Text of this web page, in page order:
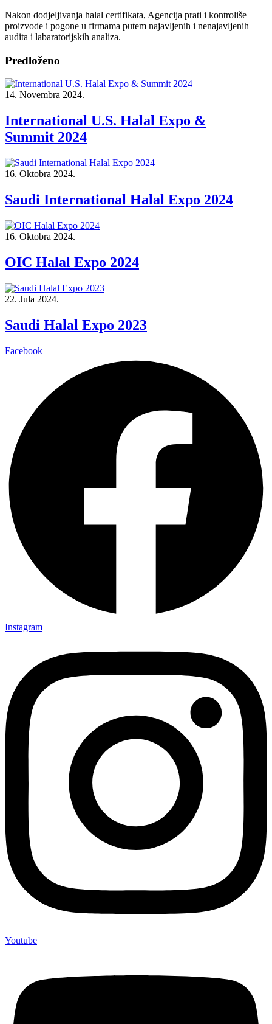
Nakon dodjeljivanja halal certifikata, Agencija prati i kontroliše
proizvode i pogone u firmama putem najavljenih i nenajavljenih
audita i labaratorijskih analiza.
Predloženo
14. Novembra 2024.
International U.S. Halal Expo &
Summit 2024
16. Oktobra 2024.
Saudi International Halal Expo 2024
16. Oktobra 2024.
OIC Halal Expo 2024
22. Jula 2024.
Saudi Halal Expo 2023
Facebook
Instagram
Youtube